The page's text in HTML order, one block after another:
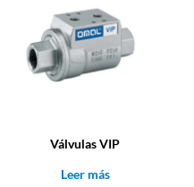
Válvulas VIP
Leer más